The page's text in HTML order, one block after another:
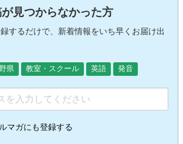
見つからなかった方
するだけで、新着情報をいち早くお届け出
県 教室・スクール 英語 発音
マガにも登録する